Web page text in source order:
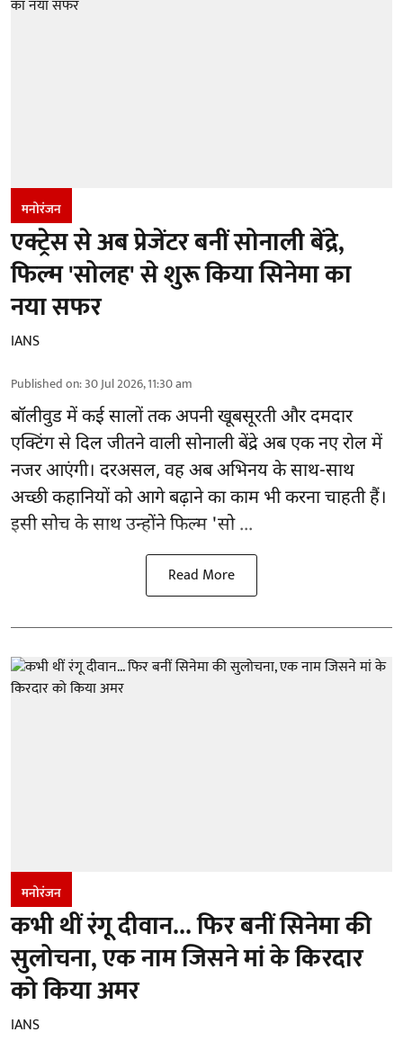
मनोरंजन
एक्ट्रेस से अब प्रेजेंटर बनीं सोनाली बेंद्रे,
फिल्म 'सोलह' से शुरू किया सिनेमा का
नया सफर
IANS
Published on:30 Jul 2026, 11:30 am
बॉलीवुडमें कई सालों तक अपनी खूबसूरती और दमदार
एक्टिंग से दिल जीतने वाली सोनाली बेंद्रे अब एक नए रोल में
नजर आएंगी। दरअसल, वह अब अभिनय के साथ-साथ
अच्छी कहानियों को आगे बढ़ाने का काम भी करना चाहती हैं।
इसी सोच के साथ उन्होंने फिल्म 'सो ...
Read More
मनोरंजन
कभी थीं रंगू दीवान... फिर बनीं सिनेमा की
सुलोचना, एक नाम जिसने मां के किरदार
को किया अमर
IANS